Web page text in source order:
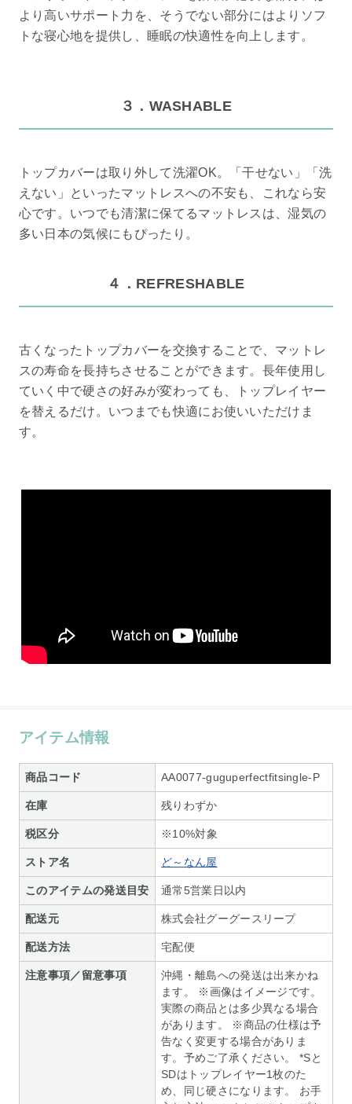
より高いサポート力を、そうでない部分にはよりソフ
トな寝心地を提供し、睡眠の快適性を向上します。
３．WASHABLE
トップカバーは取り外して洗濯OK。「干せない」「洗
えない」といったマットレスへの不安も、これなら安
心です。いつでも清潔に保てるマットレスは、湿気の
多い日本の気候にもぴったり。
４．REFRESHABLE
古くなったトップカバーを交換することで、マットレ
スの寿命を長持ちさせることができます。長年使用し
ていく中で硬さの好みが変わっても、トップレイヤー
を替えるだけ。いつまでも快適にお使いいただけま
す。
アイテム情報
商品コード AA0077-guguperfectfitsingle-P
在庫 残りわずか
税区分 ※10%対象
ストア名 ど～なん屋
このアイテムの発送目安 通常5営業日以内
配送元 株式会社グーグースリープ
配送方法 宅配便
注意事項／留意事項
沖縄・離島への発送は出来かね
ます。 ※画像はイメージです。
実際の商品とは多少異なる場合
があります。 ※商品の仕様は予
告なく変更する場合がありま
す。予めご了承ください。 *Sと
SDはトップレイヤー1枚のた
め、同じ硬さになります。 お手